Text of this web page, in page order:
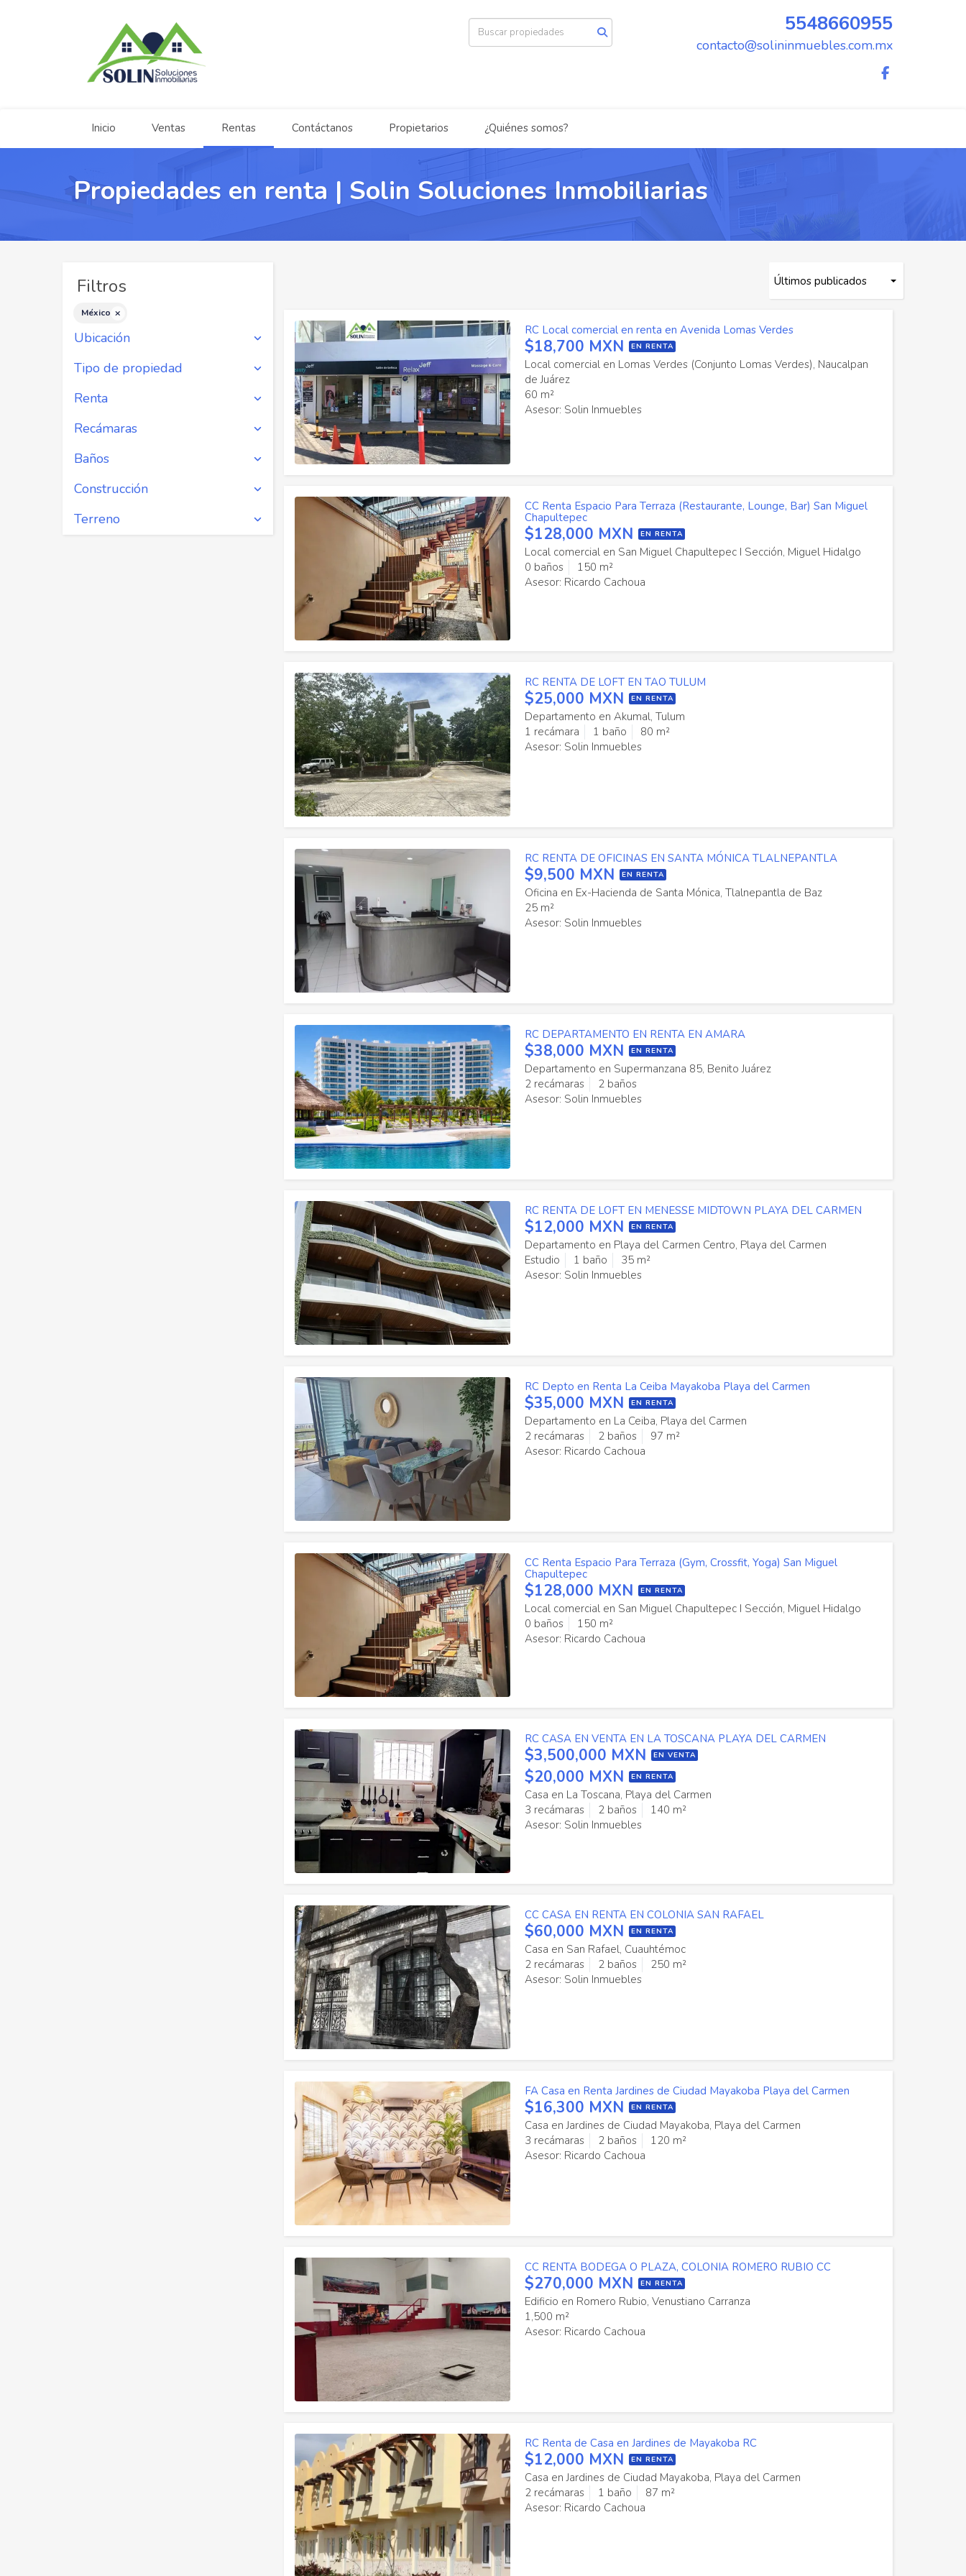
5548660955
contacto@solininmuebles.com.mx
Inicio Ventas Rentas Contáctanos Propietarios ¿Quiénes somos?
Propiedades en renta | Solin Soluciones Inmobiliarias
Filtros
México
Ubicación
Tipo de propiedad
Renta
Recámaras
Baños
Construcción
Terreno
RC Local comercial en renta en Avenida Lomas Verdes
$18,700 MXN EN RENTA
Local comercial en Lomas Verdes (Conjunto Lomas Verdes), Naucalpan
de Juárez
60 m²
Asesor: Solin Inmuebles
CC Renta Espacio Para Terraza (Restaurante, Lounge, Bar) San Miguel
Chapultepec
$128,000 MXN EN RENTA
Local comercial en San Miguel Chapultepec I Sección, Miguel Hidalgo
0 baños
150 m²
Asesor: Ricardo Cachoua
RC RENTA DE LOFT EN TAO TULUM
$25,000 MXN EN RENTA
Departamento en Akumal, Tulum
1 recámara
1 baño
80 m²
Asesor: Solin Inmuebles
RC RENTA DE OFICINAS EN SANTA MÓNICA TLALNEPANTLA
$9,500 MXN EN RENTA
Oficina en Ex-Hacienda de Santa Mónica, Tlalnepantla de Baz
25 m²
Asesor: Solin Inmuebles
RC DEPARTAMENTO EN RENTA EN AMARA
$38,000 MXN EN RENTA
Departamento en Supermanzana 85, Benito Juárez
2 recámaras
2 baños
Asesor: Solin Inmuebles
RC RENTA DE LOFT EN MENESSE MIDTOWN PLAYA DEL CARMEN
$12,000 MXN EN RENTA
Departamento en Playa del Carmen Centro, Playa del Carmen
Estudio
1 baño
35 m²
Asesor: Solin Inmuebles
RC Depto en Renta La Ceiba Mayakoba Playa del Carmen
$35,000 MXN EN RENTA
Departamento en La Ceiba, Playa del Carmen
2 recámaras
2 baños
97 m²
Asesor: Ricardo Cachoua
CC Renta Espacio Para Terraza (Gym, Crossfit, Yoga) San Miguel
Chapultepec
$128,000 MXN EN RENTA
Local comercial en San Miguel Chapultepec I Sección, Miguel Hidalgo
0 baños
150 m²
Asesor: Ricardo Cachoua
RC CASA EN VENTA EN LA TOSCANA PLAYA DEL CARMEN
$3,500,000 MXN EN VENTA
$20,000 MXN EN RENTA
Casa en La Toscana, Playa del Carmen
3 recámaras
2 baños
140 m²
Asesor: Solin Inmuebles
CC CASA EN RENTA EN COLONIA SAN RAFAEL
$60,000 MXN EN RENTA
Casa en San Rafael, Cuauhtémoc
2 recámaras
2 baños
250 m²
Asesor: Solin Inmuebles
FA Casa en Renta Jardines de Ciudad Mayakoba Playa del Carmen
$16,300 MXN EN RENTA
Casa en Jardines de Ciudad Mayakoba, Playa del Carmen
3 recámaras
2 baños
120 m²
Asesor: Ricardo Cachoua
CC RENTA BODEGA O PLAZA, COLONIA ROMERO RUBIO CC
$270,000 MXN EN RENTA
Edificio en Romero Rubio, Venustiano Carranza
1,500 m²
Asesor: Ricardo Cachoua
RC Renta de Casa en Jardines de Mayakoba RC
$12,000 MXN EN RENTA
Casa en Jardines de Ciudad Mayakoba, Playa del Carmen
2 recámaras
1 baño
87 m²
Asesor: Ricardo Cachoua